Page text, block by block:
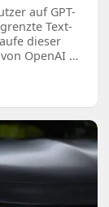
auf GPT-
Text-
dieser
OpenAI …